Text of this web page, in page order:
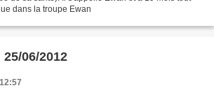
dans la troupe Ewan
06/2012